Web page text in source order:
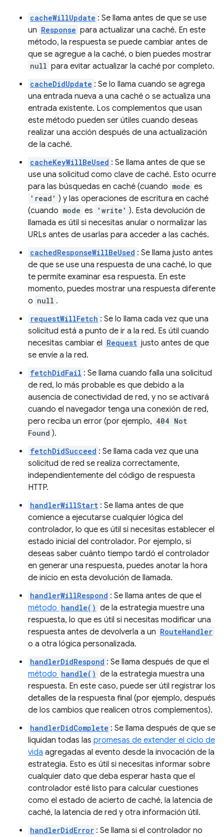
cacheWillUpdate : Se llama antes de que se use
un Response para actualizar una caché. En este
método, la respuesta se puede cambiar antes de
que se agregue a la caché, o bien puedes mostrar
null para evitar actualizar la caché por completo.
cacheDidUpdate : Se lo llama cuando se agrega
una entrada nueva a una caché o se actualiza una
entrada existente. Los complementos que usan
este método pueden ser útiles cuando deseas
realizar una acción después de una actualización
de la caché.
cacheKeyWillBeUsed : Se llama antes de que se
use una solicitud como clave de caché. Esto ocurre
para las búsquedas en caché (cuando mode es
'read' ) y las operaciones de escritura en caché
(cuando mode es 'write' ). Esta devolución de
llamada es útil si necesitas anular o normalizar las
URLs antes de usarlas para acceder a las cachés.
cachedResponseWillBeUsed : Se llama justo antes
de que se use una respuesta de una caché, lo que
te permite examinar esa respuesta. En este
momento, puedes mostrar una respuesta diferente
o null .
requestWillFetch : Se lo llama cada vez que una
solicitud está a punto de ir a la red. Es útil cuando
necesitas cambiar el Request justo antes de que
se envíe a la red.
fetchDidFail : Se llama cuando falla una solicitud
de red, lo más probable es que debido a la
ausencia de conectividad de red, y no se activará
cuando el navegador tenga una conexión de red,
pero reciba un error (por ejemplo, 404 Not
Found ).
fetchDidSucceed : Se llama cada vez que una
solicitud de red se realiza correctamente,
independientemente del código de respuesta
HTTP.
handlerWillStart : Se llama antes de que
comience a ejecutarse cualquier lógica del
controlador, lo que es útil si necesitas establecer el
estado inicial del controlador. Por ejemplo, si
deseas saber cuánto tiempo tardó el controlador
en generar una respuesta, puedes anotar la hora
de inicio en esta devolución de llamada.
handlerWillRespond : Se llama antes de que el
método handle() de la estrategia muestre una
respuesta, lo que es útil si necesitas modificar una
respuesta antes de devolverla a un RouteHandler
o a otra lógica personalizada.
handlerDidRespond : Se llama después de que el
método handle() de la estrategia muestra una
respuesta. En este caso, puede ser útil registrar los
detalles de la respuesta final (por ejemplo, después
de los cambios que realicen otros complementos).
handlerDidComplete : Se llama después de que se
liquidan todas las promesas de extender el ciclo de
vida agregadas al evento desde la invocación de la
estrategia. Esto es útil si necesitas informar sobre
cualquier dato que deba esperar hasta que el
controlador esté listo para calcular cuestiones
como el estado de acierto de caché, la latencia de
caché, la latencia de red y otra información útil.
handlerDidError : Se llama si el controlador no